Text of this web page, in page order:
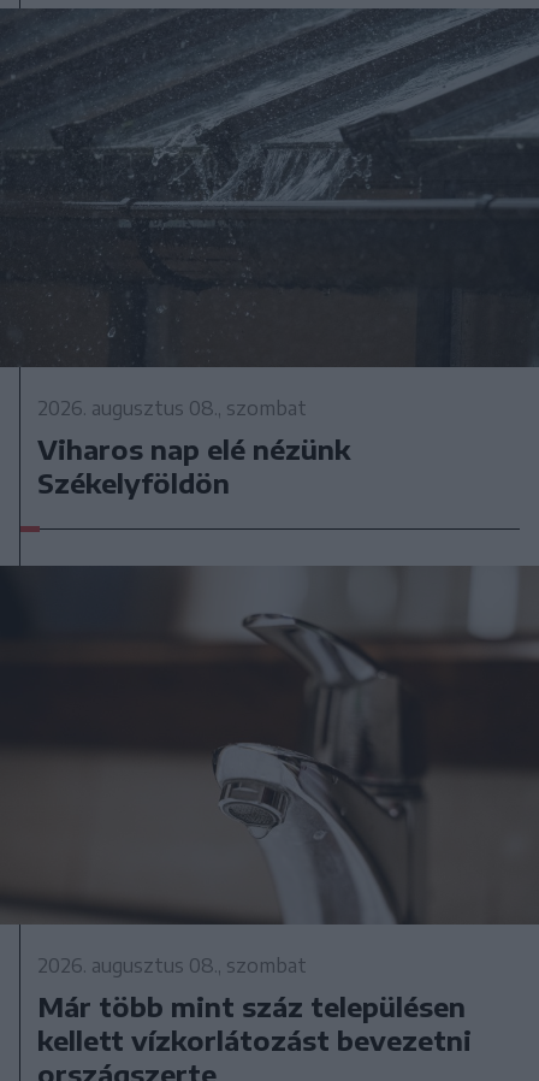
2026. augusztus 08., szombat
Viharos nap elé nézünk
Székelyföldön
2026. augusztus 08., szombat
Már több mint száz településen
kellett vízkorlátozást bevezetni
országszerte